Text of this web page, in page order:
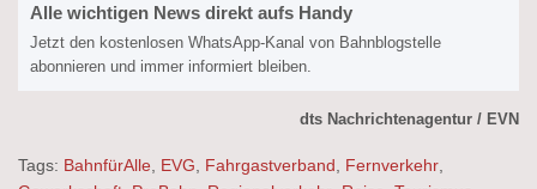
Alle wichtigen News direkt aufs Handy
Jetzt den kostenlosen WhatsApp-Kanal von Bahnblogstelle
abonnieren und immer informiert bleiben.
dts Nachrichtenagentur / EVN
Tags: BahnfürAlle EVG Fahrgastverband Fernverkehr